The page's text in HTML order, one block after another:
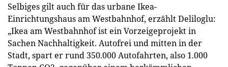
Selbiges gilt auch für das urbane Ikea-
Einrichtungshaus am Westbahnhof, erzählt Deliloglu:
„Ikea am Westbahnhof ist ein Vorzeigeprojekt in
Sachen Nachhaltigkeit. Autofrei und mitten in der
Stadt, spart er rund 350.000 Autofahrten, also 1.000